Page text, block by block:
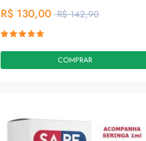
R$ 130,00 R$ 142,90
COMPRAR